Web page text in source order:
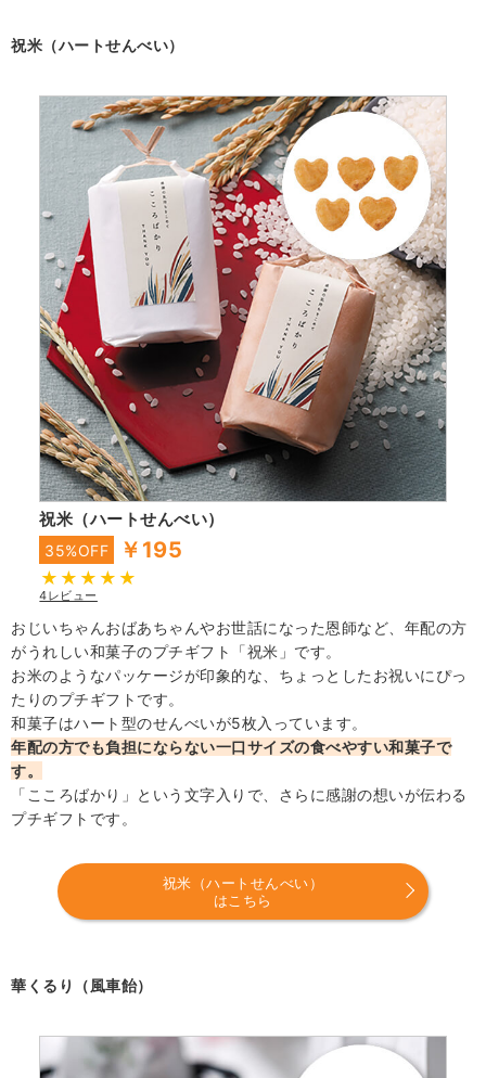
祝米（ハートせんべい）
祝米（ハートせんべい）
35%OFF ￥195
4レビュー
おじいちゃんおばあちゃんやお世話になった恩師など、年配の方
がうれしい和菓子のプチギフト「祝米」です。
お米のようなパッケージが印象的な、ちょっとしたお祝いにぴっ
たりのプチギフトです。
和菓子はハート型のせんべいが5枚入っています。
年配の方でも負担にならない一口サイズの食べやすい和菓子で
す。
「こころばかり」という文字入りで、さらに感謝の想いが伝わる
プチギフトです。
祝米（ハートせんべい）
はこちら
華くるり（風車飴）